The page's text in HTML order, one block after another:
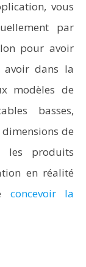
vous
par
pour avoir
avoir dans la
modèles de
basses,
de
les produits
en réalité
concevoir la